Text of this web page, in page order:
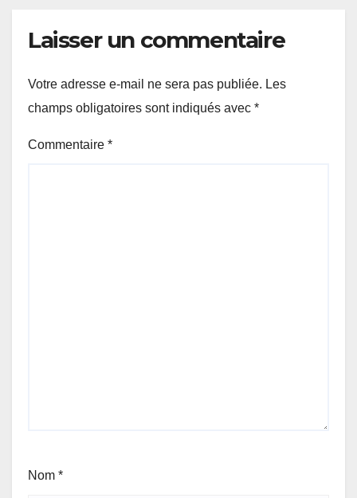
Laisser un commentaire
Votre adresse e-mail ne sera pas publiée. Les
champs obligatoires sont indiqués avec *
Commentaire *
Nom *